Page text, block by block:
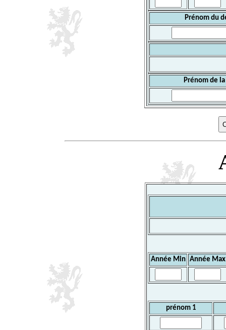
Prénom du
Prénom de
Année Min Année Max
prénom 1